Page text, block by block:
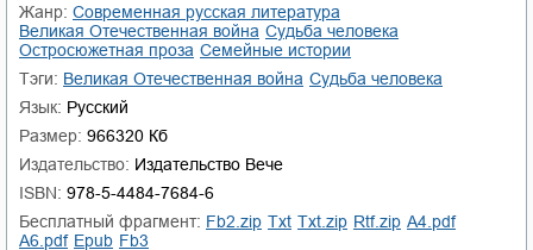
Жанр:
современная русская литература
Великая Отечественная война
судьба человека
остросюжетная проза
семейные истории
Тэги:
Великая Отечественная война
судьба человека
Язык: Русский
Размер: 966320 Кб
Издательство: Издательство Вече
ISBN: 978-5-4484-7684-6
Бесплатный фрагмент:
fb2.zip txt txt.zip rtf.zip
a4.pdf
a6.pdf
epub fb3